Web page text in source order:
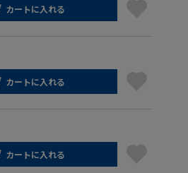
カートに入れる
カートに入れる
カートに入れる